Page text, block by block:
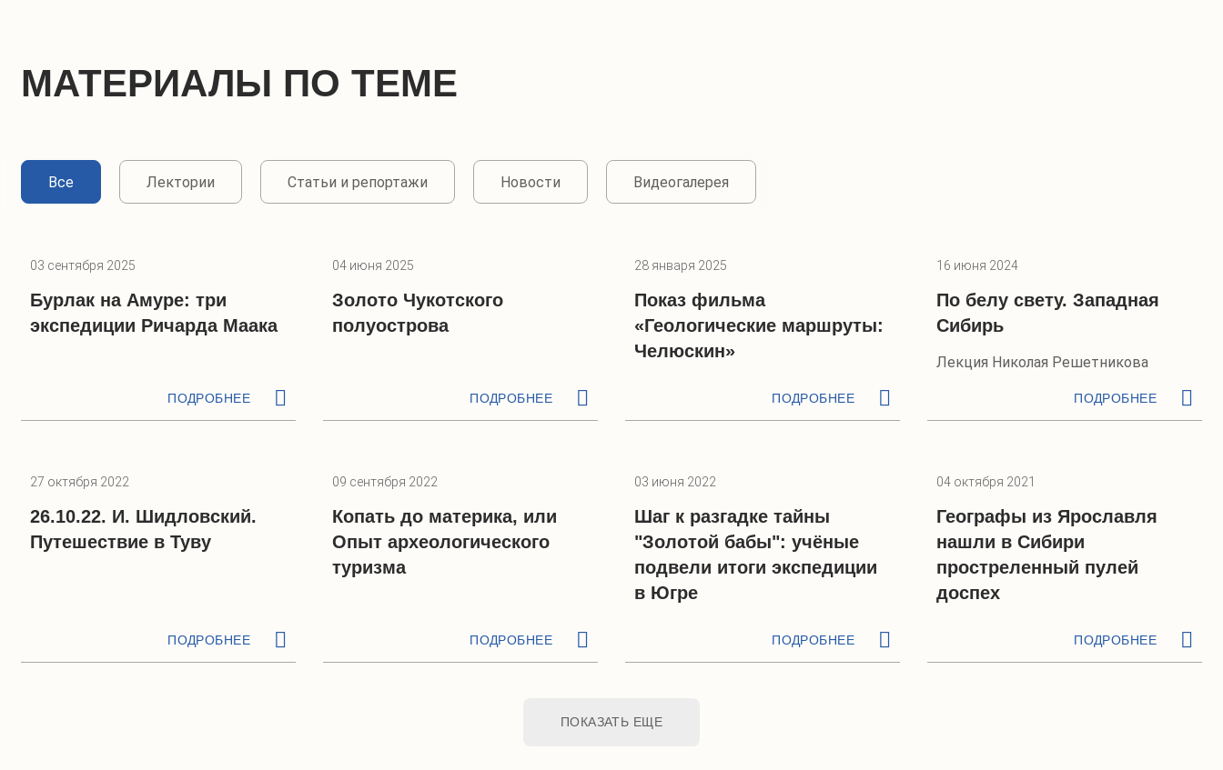
МАТЕРИАЛЫ ПО ТЕМЕ
Все Лектории Статьи и репортажи Новости Видеогалерея
03 сентября 2025
Бурлак на Амуре: три
экспедиции Ричарда Маака
ПОДРОБНЕЕ
04 июня 2025
Золото Чукотского
полуострова
ПОДРОБНЕЕ
28 января 2025
Показ фильма
«Геологические маршруты:
Челюскин»
ПОДРОБНЕЕ
16 июня 2024
По белу свету. Западная
Сибирь
Лекция Николая Решетникова
ПОДРОБНЕЕ
27 октября 2022
26.10.22. И. Шидловский.
Путешествие в Туву
ПОДРОБНЕЕ
09 сентября 2022
Копать до материка, или
Опыт археологического
туризма
ПОДРОБНЕЕ
03 июня 2022
Шаг к разгадке тайны
"Золотой бабы": учёные
подвели итоги экспедиции
в Югре
ПОДРОБНЕЕ
04 октября 2021
Географы из Ярославля
нашли в Сибири
простреленный пулей
доспех
ПОДРОБНЕЕ
ПОКАЗАТЬ ЕЩЕ